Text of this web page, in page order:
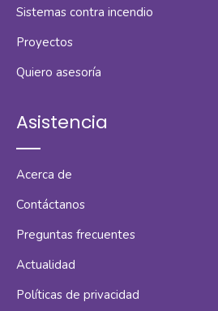
Sistemas contra incendio
Proyectos
Quiero asesoría
Asistencia
Acerca de
Contáctanos
Preguntas frecuentes
Actualidad
Políticas de privacidad